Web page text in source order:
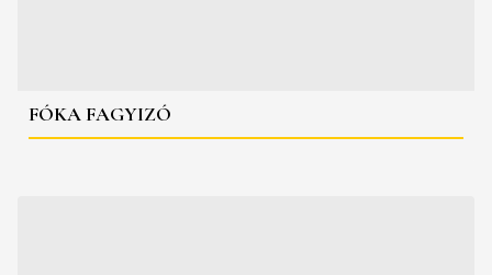
FÓKA FAGYIZÓ